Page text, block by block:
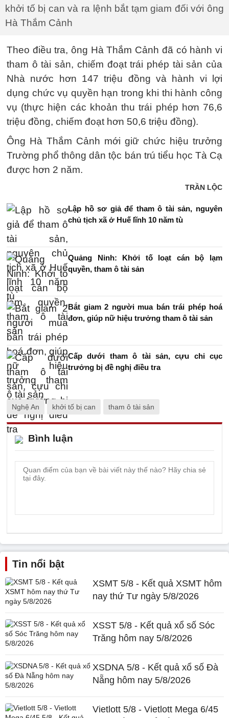
khởi tố bị can và ra lệnh bắt tạm giam đối với ông
Hà Thắm Cảnh
Theo điều tra, ông Hà Thắm Cảnh đã có hành vi
tham ô tài sản, chiếm đoạt trái phép tài sản của
Nhà nước hơn 147 triệu đồng và hành vi lợi
dụng chức vụ quyền hạn trong khi thi hành công
vụ (thực hiện các khoản thu trái phép hơn 76,6
triệu đồng, chiếm đoạt hơn 50,6 triệu đồng).
Ông Hà Thắm Cảnh mới giữ chức hiệu trưởng
Trường phổ thông dân tộc bán trú tiểu học Tà Cạ
được hơn 2 năm.
TRẦN LỘC
Lập hồ sơ giả để tham ô tài sản, nguyên
chủ tịch xã ở Huế lĩnh 10 năm tù
Quảng Ninh: Khởi tố loạt cán bộ lạm
quyền, tham ô tài sản
Bắt giam 2 người mua bán trái phép hoá
đơn, giúp nữ hiệu trưởng tham ô tài sản
Cấp dưới tham ô tài sản, cựu chi cục
trưởng bị đề nghị điều tra
Nghệ An khởi tố bị can tham ô tài sản
Bình luận
Tin nổi bật
XSMT 5/8 - Kết quả XSMT hôm
nay thứ Tư ngày 5/8/2026
XSST 5/8 - Kết quả xổ số Sóc
Trăng hôm nay 5/8/2026
XSDNA 5/8 - Kết quả xổ số Đà
Nẵng hôm nay 5/8/2026
Vietlott 5/8 - Vietlott Mega 6/45